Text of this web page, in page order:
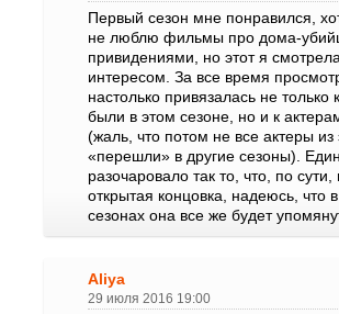
Первый сезон мне понравился,
не люблю фильмы про дома-
привидениями, но этот я
интересом. За все время
настолько привязалась не только
были в этом сезоне, но и к
(жаль, что потом не все актеры из
«перешли» в другие сезоны).
разочаровало так то, что, по сути,
открытая концовка, надеюсь, что
сезонах она все же будет
Aliya
29 июля 2016 19:00